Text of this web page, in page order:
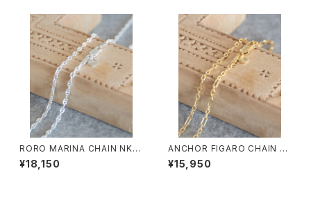
RORO MARINA CHAIN NK/4
107/マリーナチェーンネックレ
ス
¥18,150
ANCHOR FIGARO CHAIN N
K/4106/アンカーフィガロチェ
ーンネックレス
¥15,950